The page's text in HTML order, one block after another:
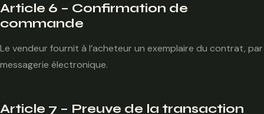
Article 6 – Confirmation de
commande
Le vendeur fournit à l’acheteur un exemplaire du contrat, par
messagerie électronique.
Article 7 – Preuve de la transaction